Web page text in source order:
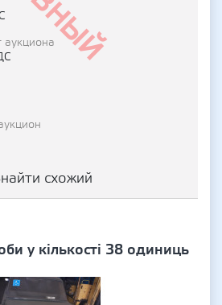
схожий
у кількості 38 одиниць